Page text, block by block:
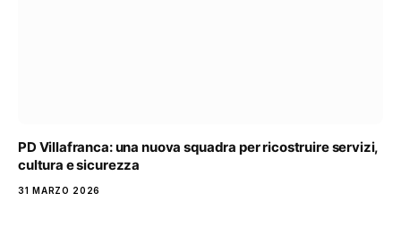
PD Villafranca: una nuova squadra per ricostruire servizi,
cultura e sicurezza
31 MARZO 2026